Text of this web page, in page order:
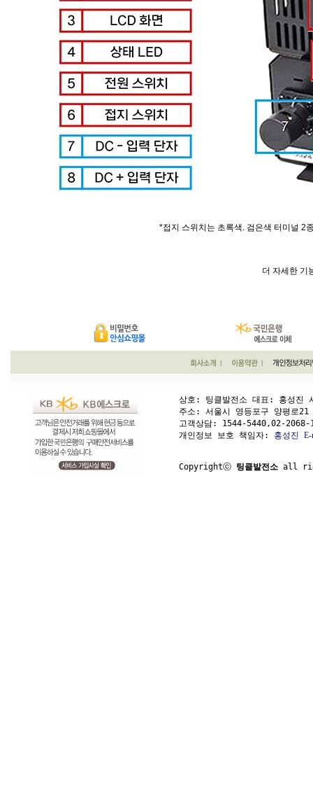
*접지 스위치는 초록색. 검은색 터미널 2
더 자세한 기
상호: 팅클발전소 대표: 홍성
주소: 서울시 영등포구 양평
고객상담: 1544-5440,02-
개인정보 보호 책임자: 홍성진
Copyrightⓒ 팅클발전소 all